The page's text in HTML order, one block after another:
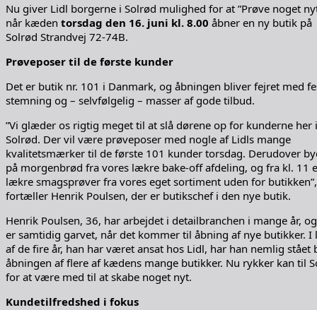
Nu giver Lidl borgerne i Solrød mulighed for at ”Prøve noget
når kæden torsdag den 16. juni kl. 8.00 åbner en ny butik på
Solrød Strandvej 72-74B.
Prøveposer til de første kunder
Det er butik nr. 101 i Danmark, og åbningen bliver fejret med
stemning og – selvfølgelig – masser af gode tilbud.
”Vi glæder os rigtig meget til at slå dørene op for kunderne her i
Solrød. Der vil være prøveposer med nogle af Lidls mange
kvalitetsmærker til de første 101 kunder torsdag. Derudover
på morgenbrød fra vores lækre bake-off afdeling, og fra kl. 11
lækre smagsprøver fra vores eget sortiment uden for butikken”,
fortæller Henrik Poulsen, der er butikschef i den nye butik.
Henrik Poulsen, 36, har arbejdet i detailbranchen i mange år,
er samtidig garvet, når det kommer til åbning af nye butikker. I
af de fire år, han har været ansat hos Lidl, har han nemlig stået
åbningen af flere af kædens mange butikker. Nu rykker kan til
for at være med til at skabe noget nyt.
Kundetilfredshed i fokus